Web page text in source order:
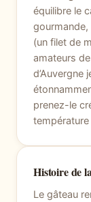
équilibre le
gourmande,
(un filet de
amateurs
d’Auvergne
prenez-le
Histoire de
Le gâteau